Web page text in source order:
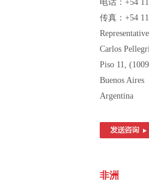
电话：+54
传真：+54
Carlos
Piso 11,
Buenos Aires
Argentina
非洲